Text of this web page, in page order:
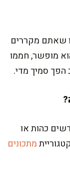
שאתם מקררים
מופשר, חממו
הפך סמיך מדי.
כהות או
מתכונים